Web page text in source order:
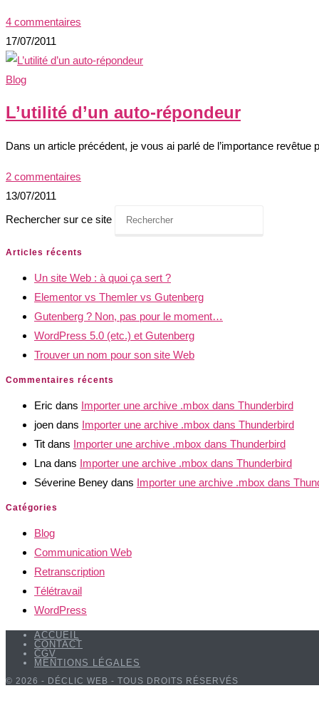
4 commentaires
17/07/2011
Blog
L’utilité d’un auto-répondeur
Dans un article précédent, je vous ai parlé de l’importance revêtue
2 commentaires
13/07/2011
Rechercher sur ce site
Articles récents
Un site Web : à quoi ça sert ?
Elementor vs Themler vs Gutenberg
Gutenberg ? Non, pas pour le moment…
WordPress 5.0 (etc.) et Gutenberg
Trouver un nom pour son site Web
Commentaires récents
Eric dans Importer une archive .mbox dans Thunderbird
joen dans Importer une archive .mbox dans Thunderbird
Tit dans Importer une archive .mbox dans Thunderbird
Lna dans Importer une archive .mbox dans Thunderbird
Séverine Beney dans Importer une archive .mbox dans
Catégories
Blog
Communication Web
Retranscription
Télétravail
WordPress
ACCUEIL
CONTACT
CGV
MENTIONS LÉGALES
© 2026 - DÉCLIC WEB - TOUS DROITS RÉSERVÉS